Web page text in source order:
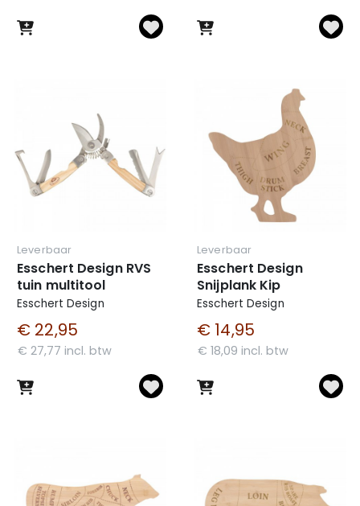
Leverbaar
Esschert Design RVS
tuin multitool
Esschert Design
€ 22,95
€ 27,77 incl. btw
Leverbaar
Esschert Design
Snijplank Kip
Esschert Design
€ 14,95
€ 18,09 incl. btw